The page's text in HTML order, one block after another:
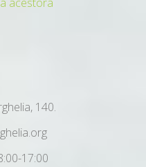
140.
17:00